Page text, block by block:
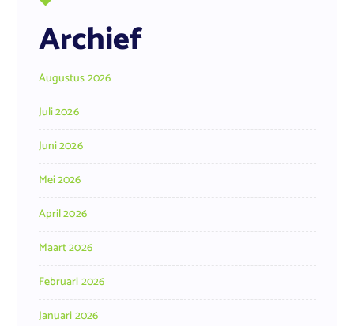
Archief
Augustus 2026
Juli 2026
Juni 2026
Mei 2026
April 2026
Maart 2026
Februari 2026
Januari 2026